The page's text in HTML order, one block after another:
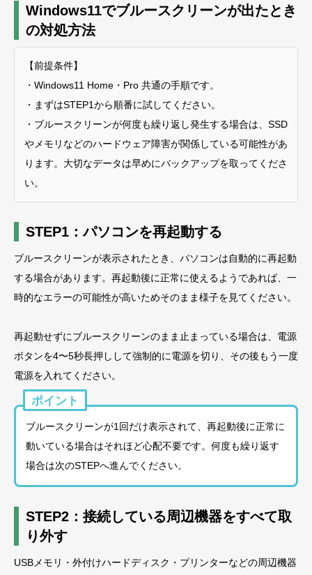
Windows11でブルースクリーンが出たとき
の対処方法
【前提条件】
・Windows11 Home・Pro 共通の手順です。
・まずはSTEP1から順番に試してください。
・ブルースクリーンが何度も繰り返し発生する場合は、SSD
やメモリなどのハードウェア障害が関係している可能性があ
ります。大切なデータは早めにバックアップを取ってくださ
い。
STEP1：パソコンを再起動する
ブルースクリーンが表示されたとき、パソコンは自動的に再起動
する場合があります。再起動後に正常に使えるようであれば、一
時的なエラーの可能性が高いためそのまま様子を見てください。
再起動せずにブルースクリーンのまま止まっている場合は、電源
ボタンを4〜5秒長押しして強制的に電源を切り、その後もう一度
電源を入れてください。
ポイント
ブルースクリーンが1回だけ表示されて、再起動後に正常に
動いている場合はそれほど心配不要です。何度も繰り返す
場合は次のSTEPへ進んでください。
STEP2：接続している周辺機器をすべて取
り外す
USBメモリ・外付けハードディスク・プリンターなどの周辺機器